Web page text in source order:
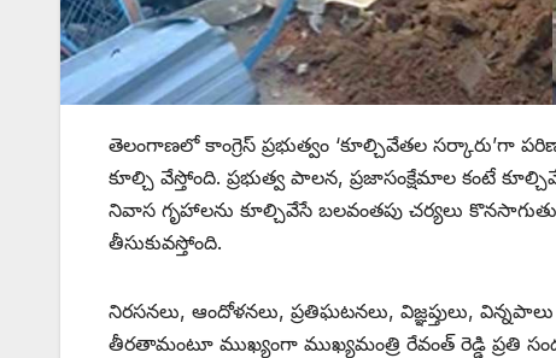
తెలంగాణలో కాంగ్రెస్‌ ‌ప్రభుత్వం ‘కూల్చివేతల సర్కారు’గా
కూల్చి వేస్తోంది. ప్రభుత్వ పాలన, ప్రజాసంక్షేమాల కంటే
నివాస గృహాలను కూల్చివేసే బలవంతపు చర్యలు
తీసుకువస్తోంది.
నిరసనలు, ఆందోళనలు, ప్రతిఘటనలు, విజ్ఞప్తులు,
తీరతామంటూ ముఖ్యంగా ముఖ్యమంత్రి రేవంత్‌ ‌రెడ్డి ప్రతి